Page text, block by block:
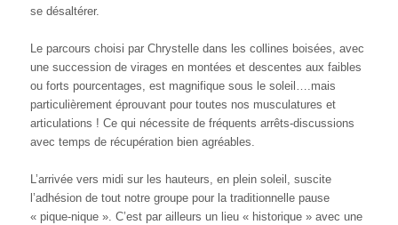
se désaltérer.
Le parcours choisi par Chrystelle dans les collines boisées, avec
une succession de virages en montées et descentes aux faibles
ou forts pourcentages, est magnifique sous le soleil….mais
particulièrement éprouvant pour toutes nos musculatures et
articulations ! Ce qui nécessite de fréquents arrêts-discussions
avec temps de récupération bien agréables.
L’arrivée vers midi sur les hauteurs, en plein soleil, suscite
l’adhésion de tout notre groupe pour la traditionnelle pause
« pique-nique ». C’est par ailleurs un lieu « historique » avec une